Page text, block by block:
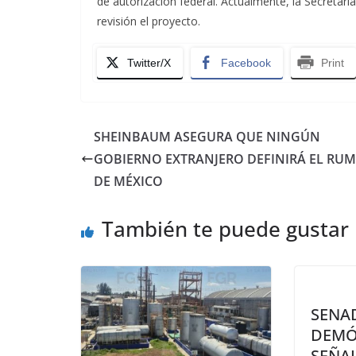
revisión el proyecto.
Twitter/X Facebook Print
SHEINBAUM ASEGURA QUE NINGÚN
GOBIERNO EXTRANJERO DEFINIRÁ EL
DE MÉXICO
También te puede gustar